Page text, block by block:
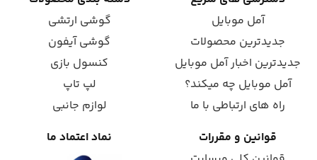
آمل موبایل
جدیدترین محصولات
جدیدترین اخبار آمل موبایل
آمل موبایل چه میکند؟
راه های ارتباطی با ما
گوشی ارتشی
گوشی آیفون
کنسول بازی
لپ تاپ
لوازم جانبی
قوانین و مقررات
نماد اعتماد ما